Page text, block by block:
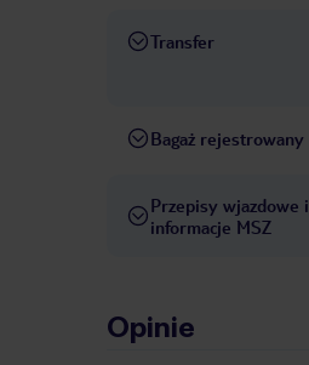
Transfer
Bagaż rejestrowany
Przepisy wjazdowe i
informacje MSZ
Opinie